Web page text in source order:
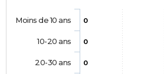
0
0
0
Moins de 10 ans
10-20 ans
20-30 ans